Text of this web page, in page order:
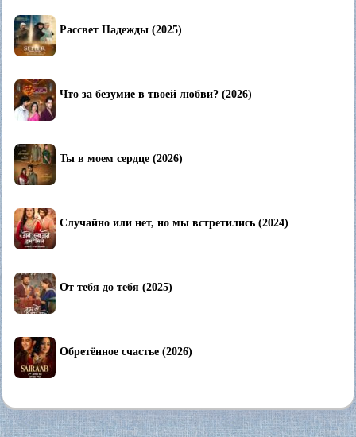
Рассвет Надежды (2025)
Что за безумие в твоей любви? (2026)
Ты в моем сердце (2026)
Случайно или нет, но мы встретились (2024)
От тебя до тебя (2025)
Обретённое счастье (2026)